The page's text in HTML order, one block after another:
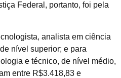
Federal, portanto, foi pela
analista em ciência
nível superior; e para
e técnico, de nível médio,
entre R$3.418,83 e